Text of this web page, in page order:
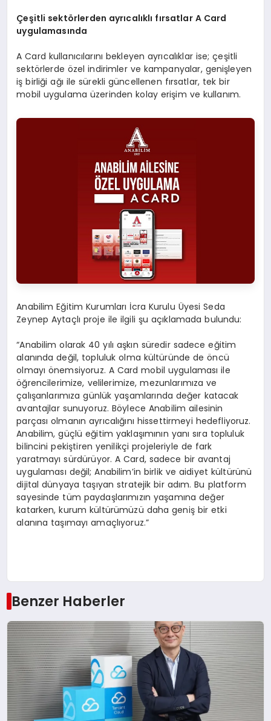
Çeşitli sektörlerden ayrıcalıklı fırsatlar A Card
uygulamasında
A Card kullanıcılarını bekleyen ayrıcalıklar ise; çeşitli
sektörlerde özel indirimler ve kampanyalar, genişleyen
iş birliği ağı ile sürekli güncellenen fırsatlar, tek bir
mobil uygulama üzerinden kolay erişim ve kullanım.
Anabilim Eğitim Kurumları İcra Kurulu Üyesi Seda
Zeynep Aytaçlı proje ile ilgili şu açıklamada bulundu:
“Anabilim olarak 40 yılı aşkın süredir sadece eğitim
alanında değil, topluluk olma kültüründe de öncü
olmayı önemsiyoruz. A Card mobil uygulaması ile
öğrencilerimize, velilerimize, mezunlarımıza ve
çalışanlarımıza günlük yaşamlarında değer katacak
avantajlar sunuyoruz. Böylece Anabilim ailesinin
parçası olmanın ayrıcalığını hissettirmeyi hedefliyoruz.
Anabilim, güçlü eğitim yaklaşımının yanı sıra topluluk
bilincini pekiştiren yenilikçi projeleriyle de fark
yaratmayı sürdürüyor. A Card, sadece bir avantaj
uygulaması değil; Anabilim’in birlik ve aidiyet kültürünü
dijital dünyaya taşıyan stratejik bir adım. Bu platform
sayesinde tüm paydaşlarımızın yaşamına değer
katarken, kurum kültürümüzü daha geniş bir etki
alanına taşımayı amaçlıyoruz.”
Benzer Haberler